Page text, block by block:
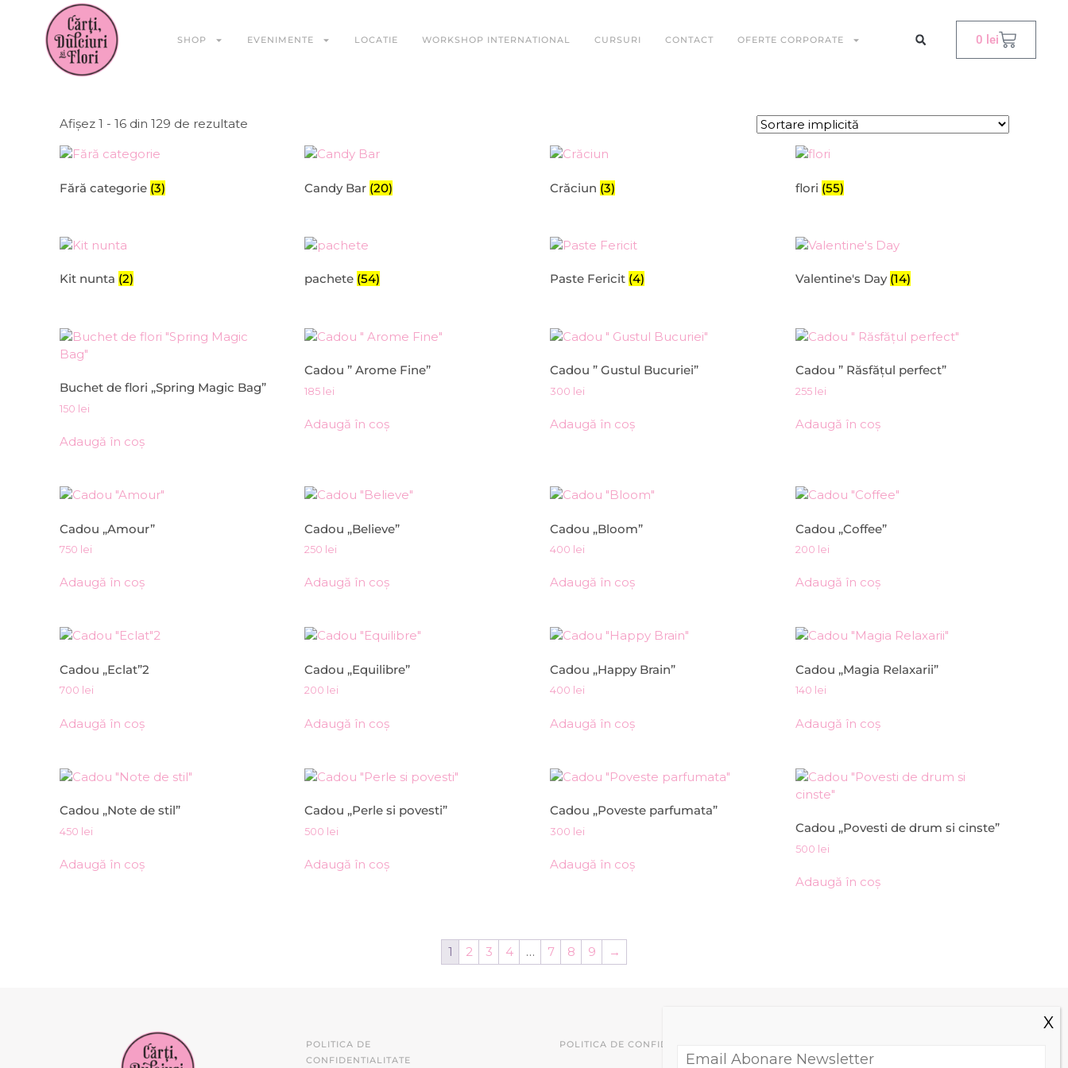
SHOP EVENIMENTE LOCATIE WORKSHOP INTERNATIONAL CURSURI CONTACT OFERTE CORPORATE 0 lei
Afișez 1 - 16 din 129 de rezultate
Fără categorie (3) Candy Bar (20) Crăciun (3) flori (55)
Kit nunta (2) pachete (54) Paste Fericit (4) Valentine's Day (14)
Buchet de flori „Spring Magic Bag”
150 lei
Adaugă în coș
Cadou ” Arome Fine”
185 lei
Adaugă în coș
Cadou ” Gustul Bucuriei”
300 lei
Adaugă în coș
Cadou ” Răsfățul perfect”
255 lei
Adaugă în coș
Cadou „Amour”
750 lei
Adaugă în coș
Cadou „Believe”
250 lei
Adaugă în coș
Cadou „Bloom”
400 lei
Adaugă în coș
Cadou „Coffee”
200 lei
Adaugă în coș
Cadou „Eclat”2
700 lei
Adaugă în coș
Cadou „Equilibre”
200 lei
Adaugă în coș
Cadou „Happy Brain”
400 lei
Adaugă în coș
Cadou „Magia Relaxarii”
140 lei
Adaugă în coș
Cadou „Note de stil”
450 lei
Adaugă în coș
Cadou „Perle si povesti”
500 lei
Adaugă în coș
Cadou „Poveste parfumata”
300 lei
Adaugă în coș
Cadou „Povesti de drum si cinste”
500 lei
Adaugă în coș
1 2 3 4 … 7 8 9 →
POLITICA DE
CONFIDENTIALITATE
POLITICA DE CONFIDENTIALITATE